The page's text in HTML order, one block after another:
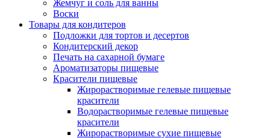
Жемчуг и соль для ванны
Воски
Товары для кондитеров
Подложки для тортов и десертов
Кондитерский декор
Печать на сахарной бумаге
Ароматизаторы пищевые
Красители пищевые
Жирорастворимые гелевые пищевые
красители
Водорастворимые гелевые пищевые
красители
Жирорастворимые сухие пищевые